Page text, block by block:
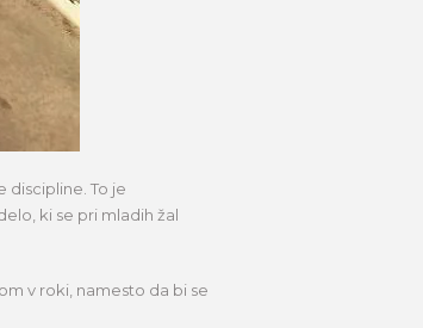
discipline. To je
ki se pri mladih žal
v roki, namesto da bi se